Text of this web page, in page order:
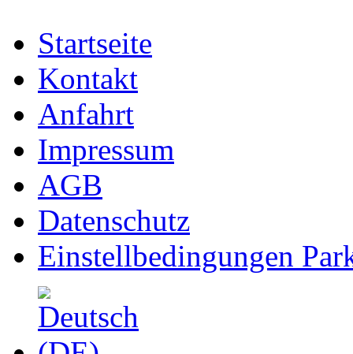
Startseite
Kontakt
Anfahrt
Impressum
AGB
Datenschutz
Einstellbedingungen